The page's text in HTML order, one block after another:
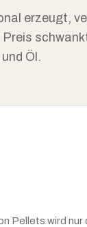
erzeugt,
Preis
Öl.
Pellets wird nur